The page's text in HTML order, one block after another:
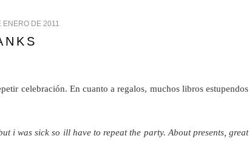
ENERO DE 2011
celebración. En cuanto a regalos, muchos libros estupendos
i was sick so ill have to repeat the party. About presents, great